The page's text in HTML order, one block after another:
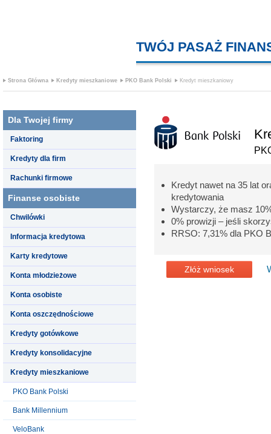
TWÓJ PASAŻ
Strona Główna Kredyty mieszkaniowe PKO Bank Polski Kredyt mieszkaniowy
Dla Twojej firmy
Faktoring
Kredyty dla firm
Rachunki firmowe
Finanse osobiste
Chwilówki
Informacja kredytowa
Karty kredytowe
Konta młodzieżowe
Konta osobiste
Konta oszczędnościowe
Kredyty gotówkowe
Kredyty konsolidacyjne
Kredyty mieszkaniowe
PKO Bank Polski
Bank Millennium
VeloBank
Kredyt nawet na 35 lat
kredytowania
Wystarczy, że masz
0% prowizji – jeśli
RRSO: 7,31% dla PKO
Złóż wniosek